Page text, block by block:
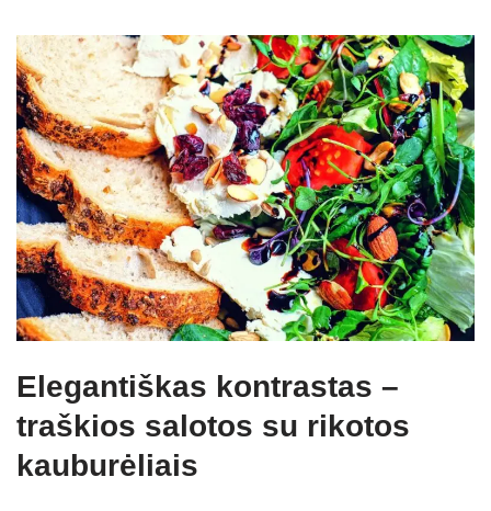
Elegantiškas kontrastas –
traškios salotos su rikotos
kauburėliais